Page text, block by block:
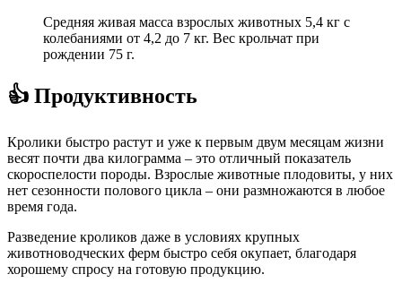
Средняя живая масса взрослых животных 5,4 кг с
колебаниями от 4,2 до 7 кг. Вес крольчат при
рождении 75 г.
👍 Продуктивность
Кролики быстро растут и уже к первым двум месяцам жизни
весят почти два килограмма – это отличный показатель
скороспелости породы. Взрослые животные плодовиты, у них
нет сезонности полового цикла – они размножаются в любое
время года.
Разведение кроликов даже в условиях крупных
животноводческих ферм быстро себя окупает, благодаря
хорошему спросу на готовую продукцию.